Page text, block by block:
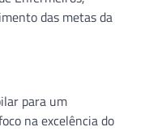
das metas da
para um
na excelência do